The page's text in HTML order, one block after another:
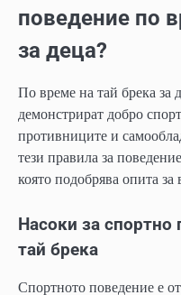
поведение по
за деца?
По време на тай брека за
демонстрират добро
противниците и
тези правила за
която подобрява опита
Насоки за спортно
тай брека
Спортното поведение е